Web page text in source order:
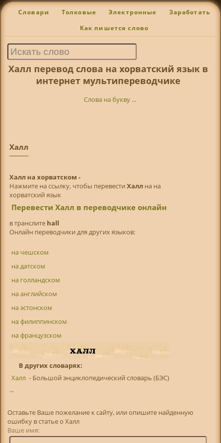
Словари Толковые Электронные Заработать
Как пишется слово
Халл перевод слова на хорватский язык в
интернет мультипереводчике
Слова на букву ...
Халл
Халл на хорватском -
Нажмите на ссылку, чтобы перевести Халлна на
хорватский язык
Перевести Халл в переводчике онлайн
в транслитe hall
Онлайн переводчики для других языков:
на чешском
на датском
на голландском
на английском
на эстонском
на филиппинском
на французском
В других словарях:
Халл - Большой энциклопедический словарь (БЭС)
...
Оставьте Ваше пожелание к сайту, или опишите найденную
ошибку в статье о Халл
Ваше имя: